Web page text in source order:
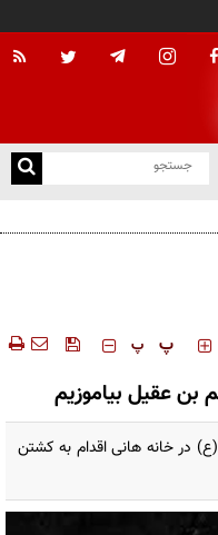
و به تعهدات خود عمل کنید
‍‍‍ پ پ
بن عقیل بیاموزیم
خانه هانی اقدام به کشتن